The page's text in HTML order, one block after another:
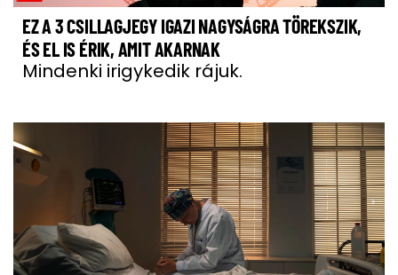
EZ A 3 CSILLAGJEGY IGAZI NAGYSÁGRA TÖREKSZIK,
ÉS EL IS ÉRIK, AMIT AKARNAK
Mindenki irigykedik rájuk.